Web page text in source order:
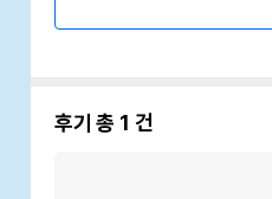
후기 총 1 건